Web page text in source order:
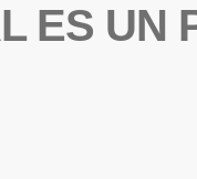
ES UN